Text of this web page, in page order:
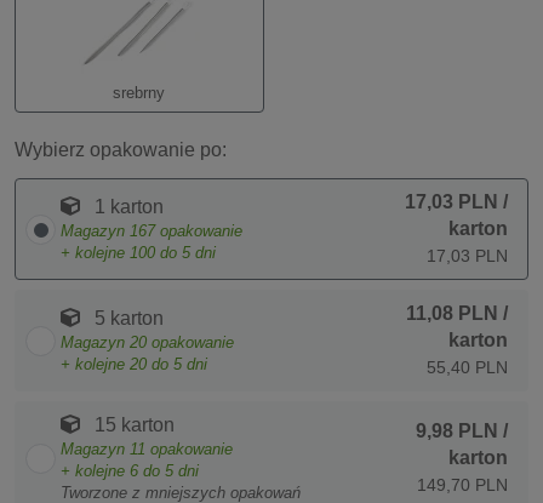
srebrny
Wybierz opakowanie po:
1 karton
Magazyn 167 opakowanie
+ kolejne 100 do 5 dni
17,03 PLN /
karton
17,03 PLN
5 karton
Magazyn 20 opakowanie
+ kolejne 20 do 5 dni
11,08 PLN /
karton
55,40 PLN
15 karton
Magazyn 11 opakowanie
+ kolejne 6 do 5 dni
Tworzone z mniejszych opakowań
9,98 PLN /
karton
149,70 PLN